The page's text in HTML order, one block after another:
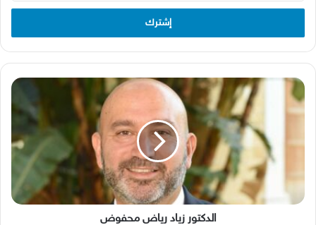
الإلكتروني
الدكتور
زياد
رياض
الدكتور زياد رياض محفوض